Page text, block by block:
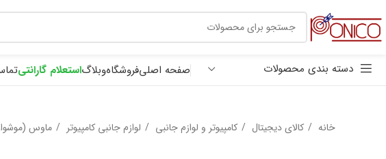
دسته بندی محصولات صفحه اصلیفروشگاهوبلاگاستعلام گارانتی
خانه کالای دیجیتال کامپیوتر و لوازم جانبی لوازم جانبی کامپیوتر ماوس
30 هزار تومان ترب پی